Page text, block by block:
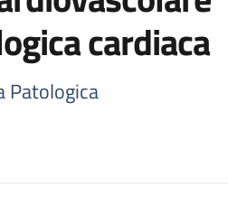
cardiaca
Patologica